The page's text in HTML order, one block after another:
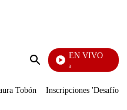
Enviar
EN VIVO
Ciudad Lejana
Tobón Inscripciones 'Desafío'